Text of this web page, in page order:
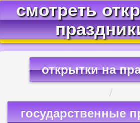
смотреть
открытки на
государственные